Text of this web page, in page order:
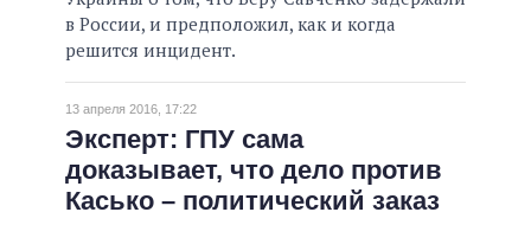
в России, и предположил, как и когда
решится инцидент.
13 апреля 2016, 17:22
Эксперт: ГПУ сама
доказывает, что дело против
Касько – политический заказ